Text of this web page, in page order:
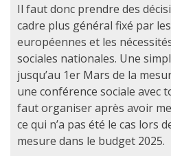
Il faut donc prendre des
cadre plus général fixé par
européennes et les
sociales nationales. Une
jusqu’au 1er Mars de la
une conférence sociale avec
faut organiser après avoir
ce qui n’a pas été le cas lors
mesure dans le budget 2025.